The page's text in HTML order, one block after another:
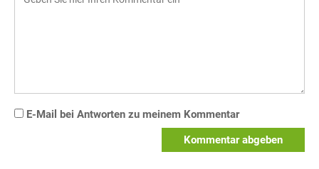
E-Mail bei Antworten zu meinem Kommentar
Kommentar abgeben